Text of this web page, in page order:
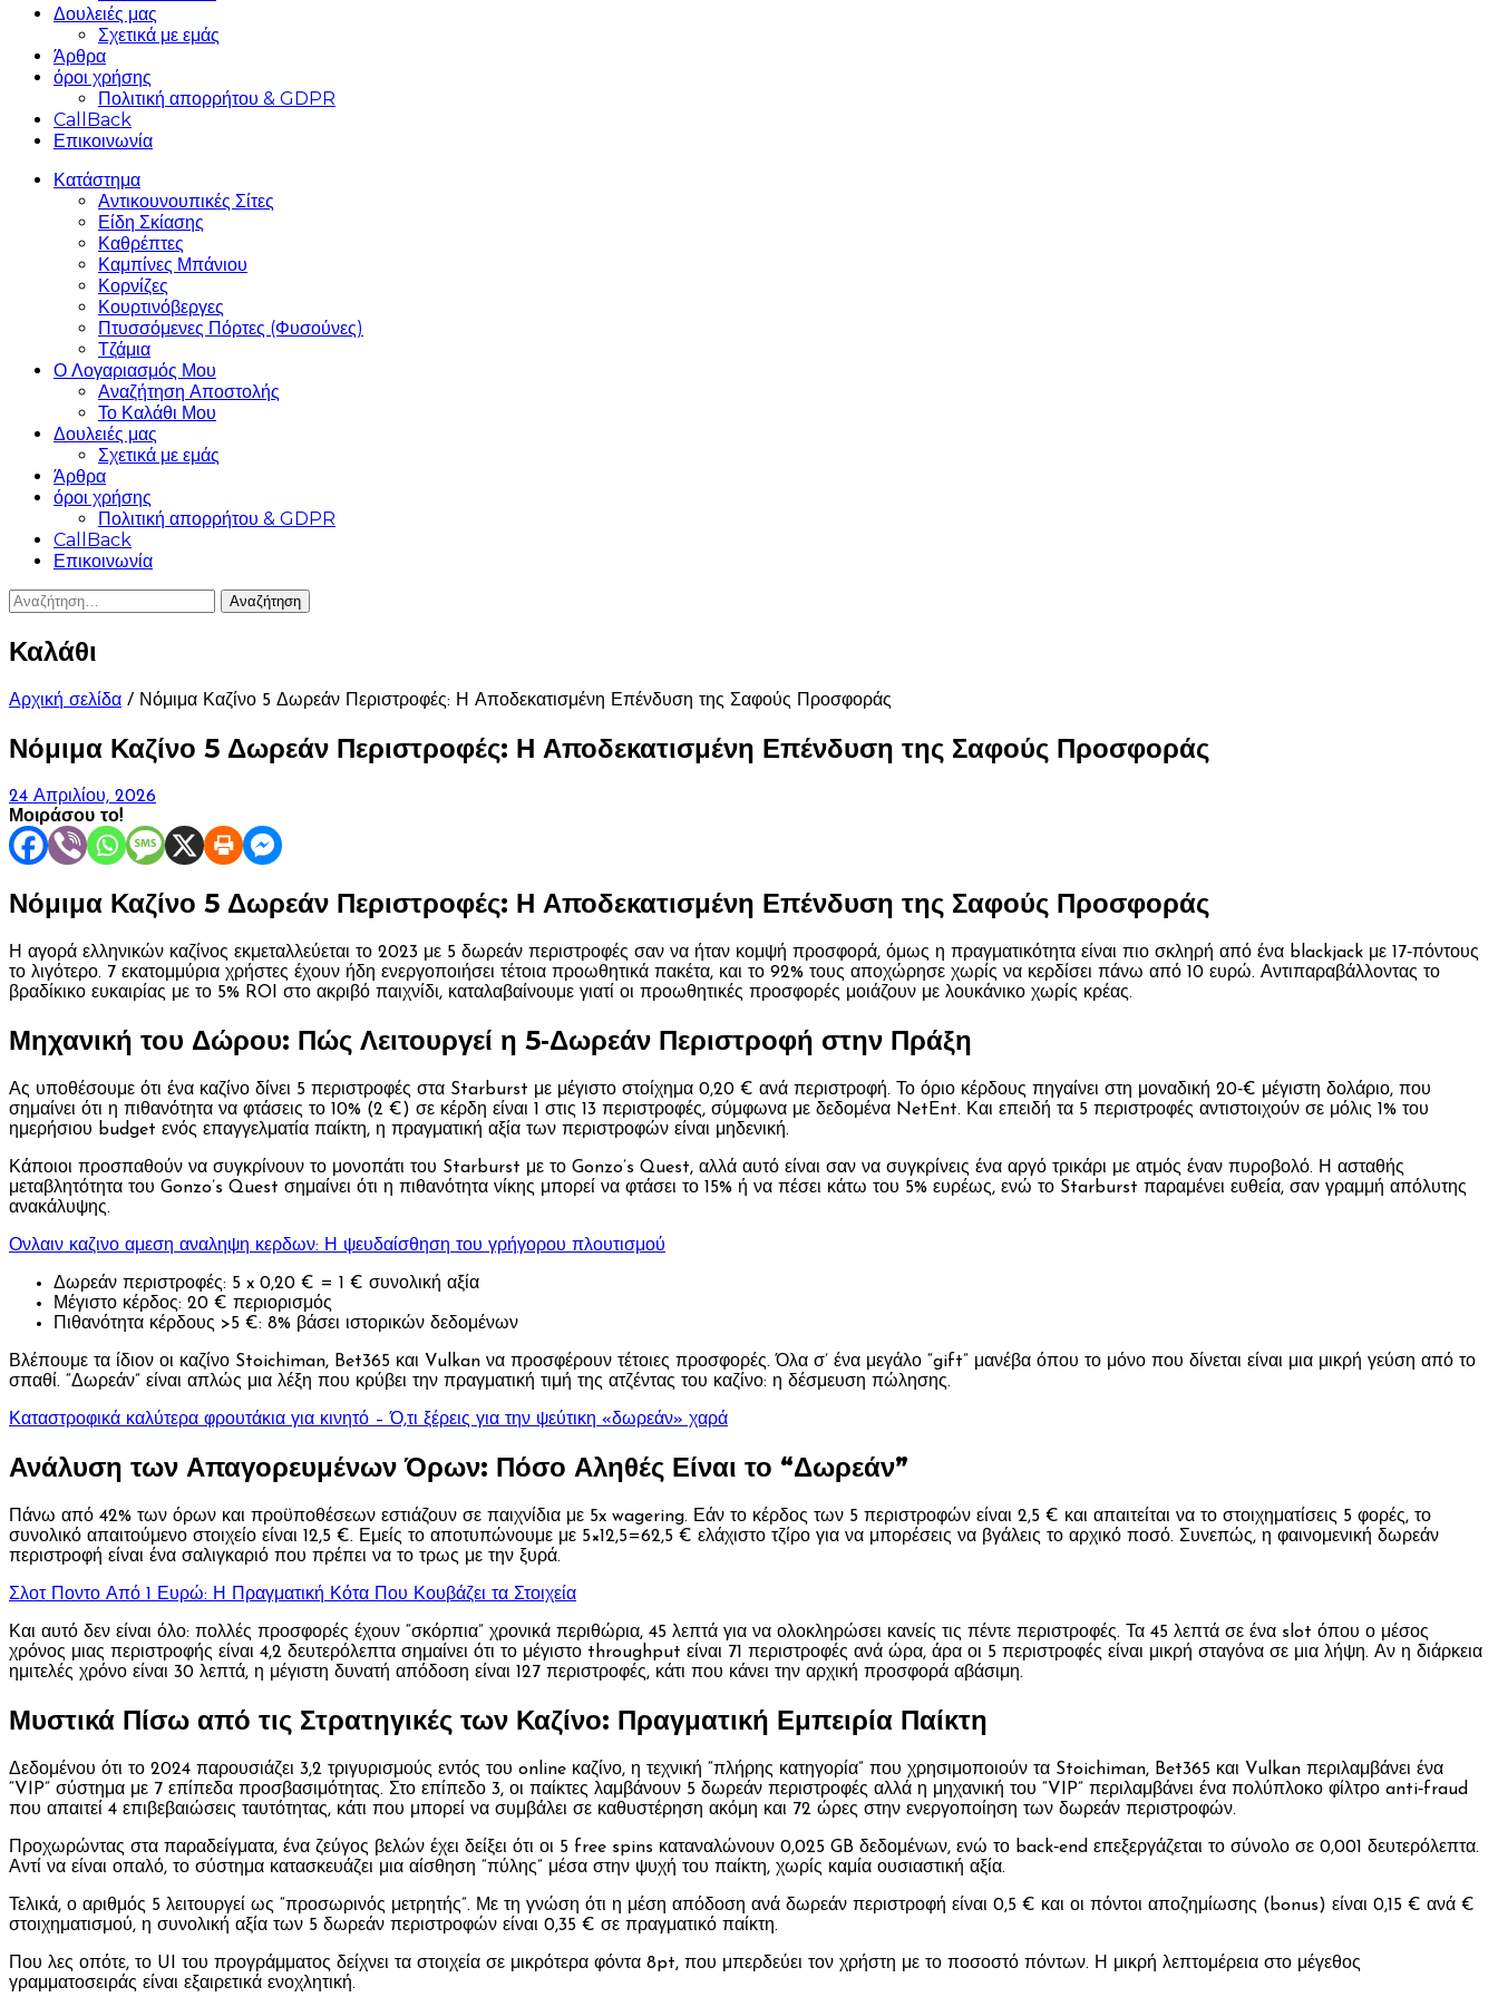
Δουλειές μας
Σχετικά με εμάς
Άρθρα
όροι χρήσης
Πολιτική απορρήτου & GDPR
CallBack
Επικοινωνία
Κατάστημα
Αντικουνουπικές Σίτες
Είδη Σκίασης
Καθρέπτες
Καμπίνες Μπάνιου
Κορνίζες
Κουρτινόβεργες
Πτυσσόμενες Πόρτες (Φυσούνες)
Τζάμια
Ο Λογαριασμός Μου
Αναζήτηση Αποστολής
Το Καλάθι Μου
Δουλειές μας
Σχετικά με εμάς
Άρθρα
όροι χρήσης
Πολιτική απορρήτου & GDPR
CallBack
Επικοινωνία
Αναζήτηση
Καλάθι
Αρχική σελίδα / Νόμιμα Καζίνο 5 Δωρεάν Περιστροφές: Η Αποδεκατισμένη Επένδυση της Σαφούς Προσφοράς
Νόμιμα Καζίνο 5 Δωρεάν Περιστροφές: Η Αποδεκατισμένη Επένδυση της Σαφούς Προσφοράς
24 Απριλίου, 2026
Μοιράσου το!
Νόμιμα Καζίνο 5 Δωρεάν Περιστροφές: Η Αποδεκατισμένη Επένδυση της Σαφούς Προσφοράς
Η αγορά ελληνικών καζίνος εκμεταλλεύεται το 2023 με 5 δωρεάν περιστροφές σαν να ήταν κομψή προσφορά, όμως η πραγματικότητα είναι πιο σκληρή από ένα blackjack με 17‑πόντους
το λιγότερο. 7 εκατομμύρια χρήστες έχουν ήδη ενεργοποιήσει τέτοια προωθητικά πακέτα, και το 92% τους αποχώρησε χωρίς να κερδίσει πάνω από 10 ευρώ. Αντιπαραβάλλοντας το
βραδίκικο ευκαιρίας με το 5% ROI στο ακριβό παιχνίδι, καταλαβαίνουμε γιατί οι προωθητικές προσφορές μοιάζουν με λουκάνικο χωρίς κρέας.
Μηχανική του Δώρου: Πώς Λειτουργεί η 5‑Δωρεάν Περιστροφή στην Πράξη
Ας υποθέσουμε ότι ένα καζίνο δίνει 5 περιστροφές στα Starburst με μέγιστο στοίχημα 0,20 € ανά περιστροφή. Το όριο κέρδους πηγαίνει στη μοναδική 20‑€ μέγιστη δολάριο, που
σημαίνει ότι η πιθανότητα να φτάσεις το 10% (2 €) σε κέρδη είναι 1 στις 13 περιστροφές, σύμφωνα με δεδομένα NetEnt. Και επειδή τα 5 περιστροφές αντιστοιχούν σε μόλις 1% του
ημερήσιου budget ενός επαγγελματία παίκτη, η πραγματική αξία των περιστροφών είναι μηδενική.
Κάποιοι προσπαθούν να συγκρίνουν το μονοπάτι του Starburst με το Gonzo’s Quest, αλλά αυτό είναι σαν να συγκρίνεις ένα αργό τρικάρι με ατμός έναν πυροβολό. Η ασταθής
μεταβλητότητα του Gonzo’s Quest σημαίνει ότι η πιθανότητα νίκης μπορεί να φτάσει το 15% ή να πέσει κάτω του 5% ευρέως, ενώ το Starburst παραμένει ευθεία, σαν γραμμή απόλυτης
ανακάλυψης.
Ονλαιν καζινο αμεση αναληψη κερδων: Η ψευδαίσθηση του γρήγορου πλουτισμού
Δωρεάν περιστροφές: 5 x 0,20 € = 1 € συνολική αξία
Μέγιστο κέρδος: 20 € περιορισμός
Πιθανότητα κέρδους >5 €: 8% βάσει ιστορικών δεδομένων
Βλέπουμε τα ίδιον οι καζίνο Stoichiman, Bet365 και Vulkan να προσφέρουν τέτοιες προσφορές. Όλα σ’ ένα μεγάλο “gift” μανέβα όπου το μόνο που δίνεται είναι μια μικρή γεύση από το
σπαθί. “Δωρεάν” είναι απλώς μια λέξη που κρύβει την πραγματική τιμή της ατζέντας του καζίνο: η δέσμευση πώλησης.
Καταστροφικά καλύτερα φρουτάκια για κινητό – Ό,τι ξέρεις για την ψεύτικη «δωρεάν» χαρά
Ανάλυση των Απαγορευμένων Όρων: Πόσο Αληθές Είναι το “Δωρεάν”
Πάνω από 42% των όρων και προϋποθέσεων εστιάζουν σε παιχνίδια με 5x wagering. Εάν το κέρδος των 5 περιστροφών είναι 2,5 € και απαιτείται να το στοιχηματίσεις 5 φορές, το
συνολικό απαιτούμενο στοιχείο είναι 12,5 €. Εμείς το αποτυπώνουμε με 5×12,5=62,5 € ελάχιστο τζίρο για να μπορέσεις να βγάλεις το αρχικό ποσό. Συνεπώς, η φαινομενική δωρεάν
περιστροφή είναι ένα σαλιγκαριό που πρέπει να το τρως με την ξυρά.
Σλοτ Ποντο Από 1 Ευρώ: Η Πραγματική Κότα Που Κουβάζει τα Στοιχεία
Και αυτό δεν είναι όλο: πολλές προσφορές έχουν “σκόρπια” χρονικά περιθώρια, 45 λεπτά για να ολοκληρώσει κανείς τις πέντε περιστροφές. Τα 45 λεπτά σε ένα slot όπου ο μέσος
χρόνος μιας περιστροφής είναι 4,2 δευτερόλεπτα σημαίνει ότι το μέγιστο throughput είναι 71 περιστροφές ανά ώρα, άρα οι 5 περιστροφές είναι μικρή σταγόνα σε μια λήψη. Αν η διάρκεια
ημιτελές χρόνο είναι 30 λεπτά, η μέγιστη δυνατή απόδοση είναι 127 περιστροφές, κάτι που κάνει την αρχική προσφορά αβάσιμη.
Μυστικά Πίσω από τις Στρατηγικές των Καζίνο: Πραγματική Εμπειρία Παίκτη
Δεδομένου ότι το 2024 παρουσιάζει 3,2 τριγυρισμούς εντός του online καζίνο, η τεχνική “πλήρης κατηγορία” που χρησιμοποιούν τα Stoichiman, Bet365 και Vulkan περιλαμβάνει ένα
“VIP” σύστημα με 7 επίπεδα προσβασιμότητας. Στο επίπεδο 3, οι παίκτες λαμβάνουν 5 δωρεάν περιστροφές αλλά η μηχανική του “VIP” περιλαμβάνει ένα πολύπλοκο φίλτρο anti‑fraud
που απαιτεί 4 επιβεβαιώσεις ταυτότητας, κάτι που μπορεί να συμβάλει σε καθυστέρηση ακόμη και 72 ώρες στην ενεργοποίηση των δωρεάν περιστροφών.
Προχωρώντας στα παραδείγματα, ένα ζεύγος βελών έχει δείξει ότι οι 5 free spins καταναλώνουν 0,025 GB δεδομένων, ενώ το back‑end επεξεργάζεται το σύνολο σε 0,001 δευτερόλεπτα.
Αντί να είναι οπαλό, το σύστημα κατασκευάζει μια αίσθηση “πύλης” μέσα στην ψυχή του παίκτη, χωρίς καμία ουσιαστική αξία.
Τελικά, ο αριθμός 5 λειτουργεί ως “προσωρινός μετρητής”. Με τη γνώση ότι η μέση απόδοση ανά δωρεάν περιστροφή είναι 0,5 € και οι πόντοι αποζημίωσης (bonus) είναι 0,15 € ανά €
στοιχηματισμού, η συνολική αξία των 5 δωρεάν περιστροφών είναι 0,35 € σε πραγματικό παίκτη.
Που λες οπότε, το UI του προγράμματος δείχνει τα στοιχεία σε μικρότερα φόντα 8pt, που μπερδεύει τον χρήστη με το ποσοστό πόντων. Η μικρή λεπτομέρεια στο μέγεθος
γραμματοσειράς είναι εξαιρετικά ενοχλητική.